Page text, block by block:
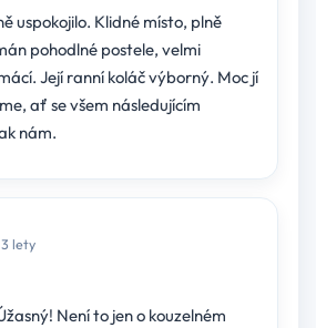
uspokojilo. Klidné místo, plně
pohodlné postele, velmi
Její ranní koláč výborný. Moc jí
ať se všem následujícím
nám.
lety
Není to jen o kouzelném